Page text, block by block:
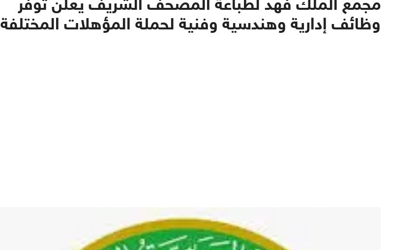
مجمع الملك فهد لطباعة المصحف الشريف يعلن توفر
وظائف إدارية وهندسية وفنية لحملة المؤهلات المختلفة